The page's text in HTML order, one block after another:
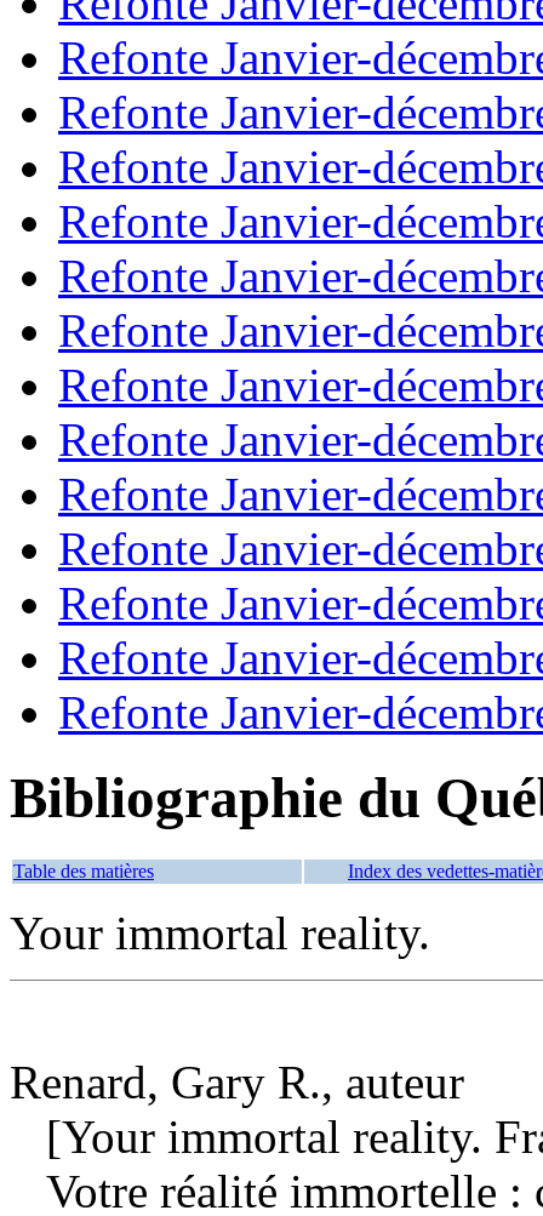
Refonte Janvier-
Refonte Janvier-
Refonte Janvier-
Refonte Janvier-
Refonte Janvier-
Refonte Janvier-
Refonte Janvier-
Refonte Janvier-
Refonte Janvier-
Refonte Janvier-
Refonte Janvier-
Refonte Janvier-
Refonte Janvier-
Bibliographie du
Table des matières Index des vedettes-
Your immortal reality.
Renard, Gary R., auteur
[Your immortal reality.
Votre réalité immortelle :